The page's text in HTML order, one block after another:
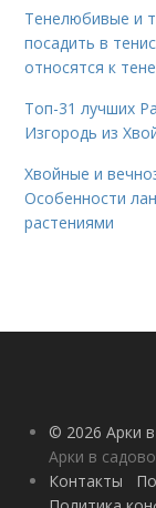
Тенелюбивые и
посадить в
относятся к
Топ-31 лучших
Изгородь из
Хвойные и
Особенности
растениями
© 2026 Арки
Арки в
Контакты